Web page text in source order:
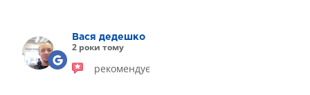
Вася дедешко
2 роки тому
рекомендує